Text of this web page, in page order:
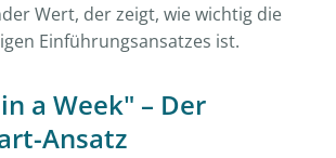
Wert, der zeigt, wie wichtig die
Einführungsansatzes ist.
in a Week" – Der
Ansatz